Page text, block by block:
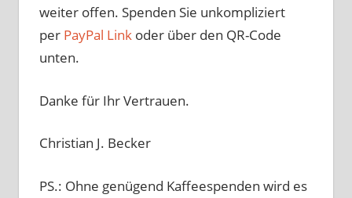
weiter offen. Spenden Sie unkompliziert
per PayPal Linkoder über den QR-Code
unten.
Danke für Ihr Vertrauen.
Christian J. Becker
PS.: Ohne genügend Kaffeespenden wird es